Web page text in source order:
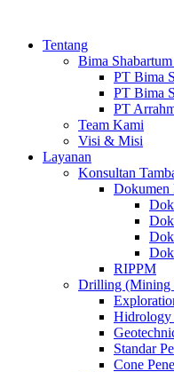
Tentang
Bima
PT Bima
PT Bima
PT
Team Kami
Visi & Misi
Layanan
Konsultan
Dokumen
RIPPM
Drilling (Mining
Hidrology
Standar
Cone